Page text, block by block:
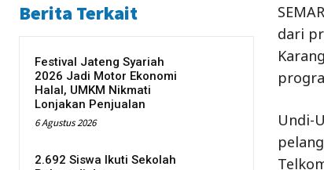
Berita Terkait
Festival Jateng Syariah
2026 Jadi Motor Ekonomi
Halal, UMKM Nikmati
Lonjakan Penjualan
6 Agustus 2026
2.692 Siswa Ikuti Sekolah
dari
Undi-